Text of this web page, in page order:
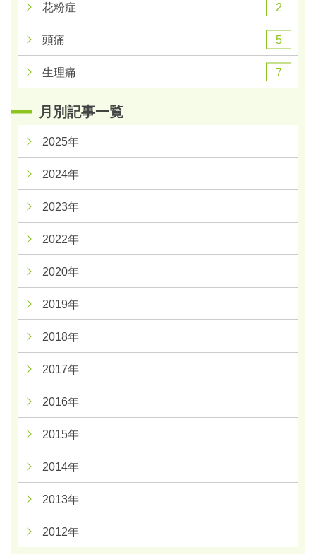
花粉症 2
頭痛 5
生理痛 7
月別記事一覧
2025年
2024年
2023年
2022年
2020年
2019年
2018年
2017年
2016年
2015年
2014年
2013年
2012年